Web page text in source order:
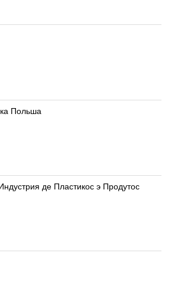
Польша
де Пластикос э Продутос